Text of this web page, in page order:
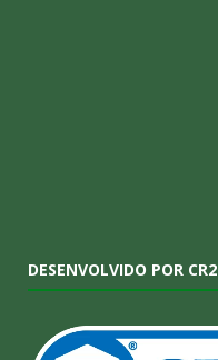
DESENVOLVIDO POR CR2